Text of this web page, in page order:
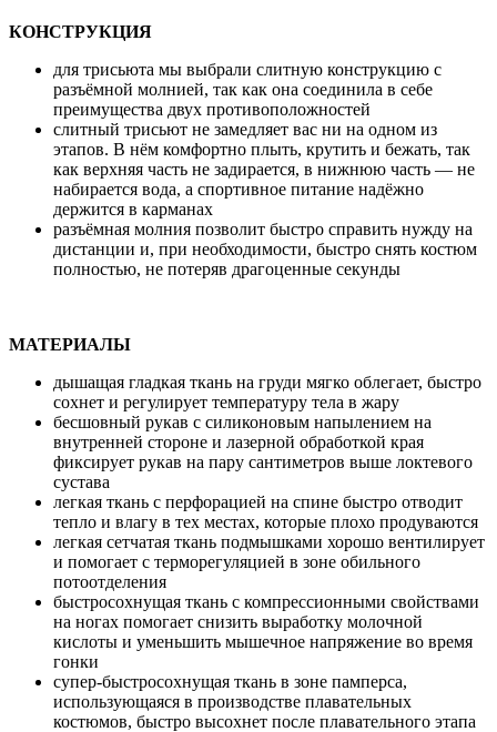
КОНСТРУКЦИЯ
для трисьюта мы выбрали слитную конструкцию с
разъёмной молнией, так как она соединила в себе
преимущества двух противоположностей
слитный трисьют не замедляет вас ни на одном из
этапов. В нём комфортно плыть, крутить и бежать, так
как верхняя часть не задирается, в нижнюю часть — не
набирается вода, а спортивное питание надёжно
держится в карманах
разъёмная молния позволит быстро справить нужду на
дистанции и, при необходимости, быстро снять костюм
полностью, не потеряв драгоценные секунды
МАТЕРИАЛЫ
дышащая гладкая ткань на груди мягко облегает, быстро
сохнет и регулирует температуру тела в жару
бесшовный рукав с силиконовым напылением на
внутренней стороне и лазерной обработкой края
фиксирует рукав на пару сантиметров выше локтевого
сустава
легкая ткань с перфорацией на спине быстро отводит
тепло и влагу в тех местах, которые плохо продуваются
легкая сетчатая ткань подмышками хорошо вентилирует
и помогает с терморегуляцией в зоне обильного
потоотделения
быстросохнущая ткань с компрессионными свойствами
на ногах помогает снизить выработку молочной
кислоты и уменьшить мышечное напряжение во время
гонки
супер-быстросохнущая ткань в зоне памперса,
использующаяся в производстве плавательных
костюмов, быстро высохнет после плавательного этапа